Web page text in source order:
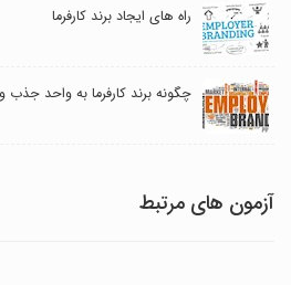
راه های ایجاد برند کارفرما
چگونه برند کارفرما به واحد
آزمون های مرتبط